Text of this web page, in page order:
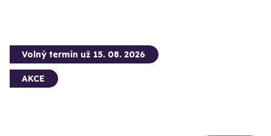
Volný termín už 15. 08. 2026
AKCE